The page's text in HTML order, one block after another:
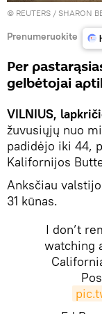
© REUTERS / SHARON
Prenumeruokite
Per
gelbėtojai
VILNIUS,
žuvusiųjų nuo
padidėjo iki 44,
Kalifornijos
Anksčiau
31 kūnas.
I don’t
watching